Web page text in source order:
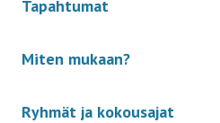
Tapahtumat
Miten mukaan?
Ryhmät ja kokousajat